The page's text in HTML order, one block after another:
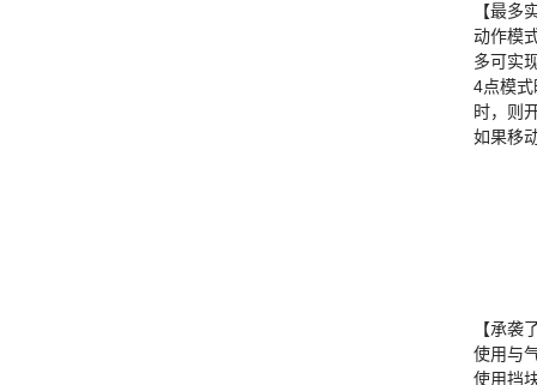
【最多
动作模
多可实
4点模
时，则
如果移
【承袭
使用与
使用挡